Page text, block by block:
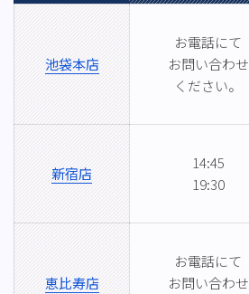
池袋本店
お電話にて
お問い合わせ
ください。
新宿店
14:45
19:30
恵比寿店
お電話にて
お問い合わせ